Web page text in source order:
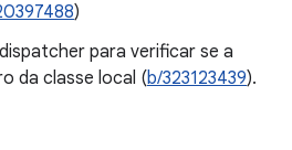
)
para verificar se a
da classe local (b/323123439).